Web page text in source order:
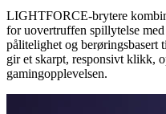
LIGHTFORCE-brytere
for uovertruffen spillytelse
pålitelighet og berøringsbasert
gir et skarpt, responsivt klikk,
gamingopplevelsen.